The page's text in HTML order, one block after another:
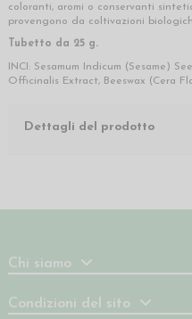
coloranti, aromi o conservanti
provengono da coltivazioni
Tubetto da 25 g.
INCI: Sesamum Indicum (Sesame)
Officinalis Extract, Beeswax (Cera
Dettagli del prodotto
Chi siamo
Condizioni del sito